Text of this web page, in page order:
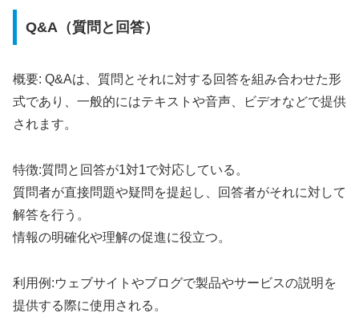
Q&A（質問と回答）
概要: Q&Aは、質問とそれに対する回答を組み合わせた形
式であり、一般的にはテキストや音声、ビデオなどで提供
されます。
特徴:質問と回答が1対1で対応している。
質問者が直接問題や疑問を提起し、回答者がそれに対して
解答を行う。
情報の明確化や理解の促進に役立つ。
利用例:ウェブサイトやブログで製品やサービスの説明を
提供する際に使用される。